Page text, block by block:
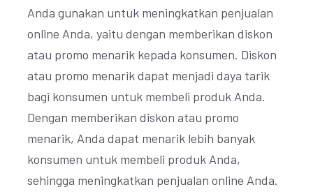
Anda gunakan untuk meningkatkan penjualan
online Anda, yaitu dengan memberikan diskon
atau promo menarik kepada konsumen. Diskon
atau promo menarik dapat menjadi daya tarik
bagi konsumen untuk membeli produk Anda.
Dengan memberikan diskon atau promo
menarik, Anda dapat menarik lebih banyak
konsumen untuk membeli produk Anda,
sehingga meningkatkan penjualan online Anda.